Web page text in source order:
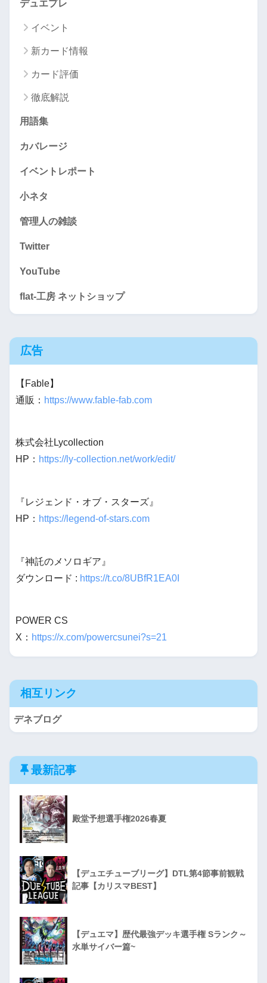
デュエプレ
イベント
新カード情報
カード評価
徹底解説
用語集
カバレージ
イベントレポート
小ネタ
管理人の雑談
Twitter
YouTube
flat-工房 ネットショップ
広告
【Fable】
通販： https://www.fable-fab.com
株式会社Lycollection
HP： https://ly-collection.net/work/edit/
『レジェンド・オブ・スターズ』
HP： https://legend-of-stars.com
『神託のメソロギア』
ダウンロード : https://t.co/8UBfR1EA0I
POWER CS
X： https://x.com/powercsunei?s=21
相互リンク
デネブログ
最新記事
殿堂予想選手権2026春夏
【デュエチューブリーグ】DTL第4節事前観戦
記事【カリスマBEST】
【デュエマ】歴代最強デッキ選手権 Sランク～
水単サイバー篇~